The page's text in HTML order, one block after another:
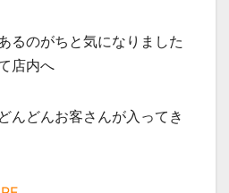
るのがちと気になりました
店内へ
んどんお客さんが入ってき